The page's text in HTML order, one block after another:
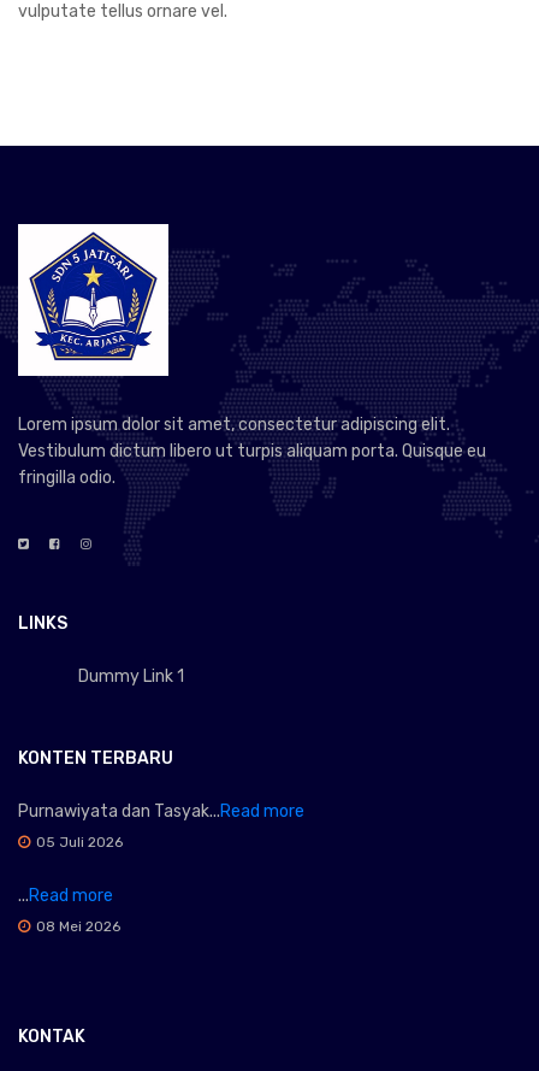
vulputate tellus ornare vel.
Lorem ipsum dolor sit amet, consectetur adipiscing elit.
Vestibulum dictum libero ut turpis aliquam porta. Quisque eu
fringilla odio.
LINKS
Dummy Link 1
KONTEN TERBARU
Purnawiyata dan Tasyak...Read more
05 Juli 2026
...Read more
08 Mei 2026
KONTAK